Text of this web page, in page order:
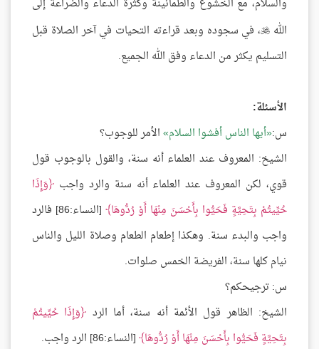
والسلام، مع الخشوع والطمأنينة وكثرة الدعاء والضراعة إلى
الله ، في سجوده وبعد قراءته التحيات في آخر الصلاة قبل
التسليم يكثر من الدعاء وفق الله الجميع.
الأسئلة:
س: أيها الناس أفشوا السلام الأمر للوجوب؟
الشيخ: المعروف عند العلماء أنه سنة، والقول بالوجوب قول
قوي، لكن المعروف عند العلماء أنه سنة والرد واجب
وَإِذَا
حُيِّيتُمْ بِتَحِيَّةٍ فَحَيُّوا بِأَحْسَنَ مِنْهَا أَوْ رُدُّوهَا
[النساء:86] فالرد
واجب والبدء سنة. وهكذا إطعام الطعام وصلاة الليل والناس
نيام كلها سنة، الفريضة الخمس صلوات.
س: ترجيحكم؟
الشيخ: الظاهر قول الأئمة أنه سنة، أما الرد
وَإِذَا حُيِّيتُمْ
بِتَحِيَّةٍ فَحَيُّوا بِأَحْسَنَ مِنْهَا أَوْ رُدُّوهَا [النساء:86] الرد واجب.